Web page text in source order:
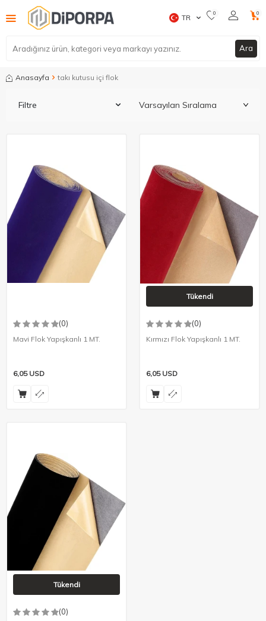
Ara
TR 0 0
Anasayfa takı kutusu içi flok
Filtre
(0)
Mavi Flok Yapışkanlı 1 MT.
6,05USD
Tükendi
(0)
Kırmızı Flok Yapışkanlı 1 MT.
6,05USD
Tükendi
(0)